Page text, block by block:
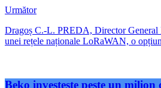
Următor
Dragoș C.-L. PREDA, Director
unei rețele naționale LoRaWAN, o
Beko investește peste un milion